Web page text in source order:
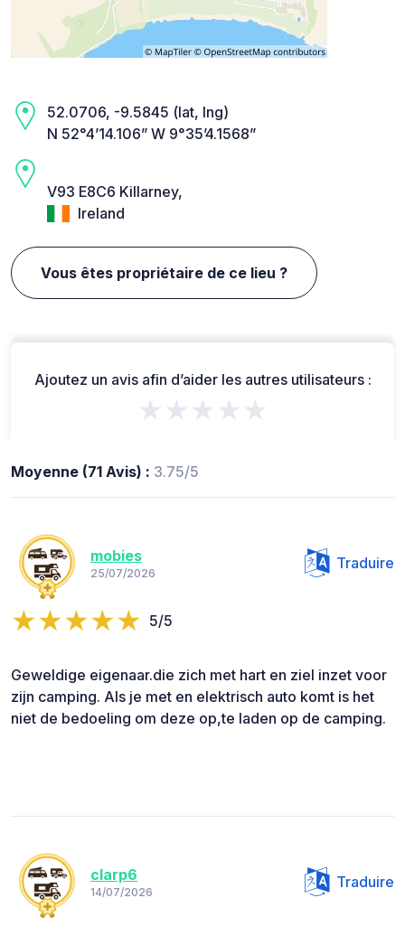
52.0706, -9.5845 (lat, lng)
N 52°4’14.106” W 9°35’4.1568”
V93 E8C6 Killarney,
Ireland
Vous êtes propriétaire de ce lieu ?
Ajoutez un avis afin d’aider les autres utilisateurs :
★★★★★
Moyenne (71 Avis) : 3.75/5
mobies
25/07/2026
Traduire
5/5
Geweldige eigenaar.die zich met hart en ziel inzet voor
zijn camping. Als je met en elektrisch auto komt is het
niet de bedoeling om deze op,te laden op de camping.
clarp6
14/07/2026
Traduire